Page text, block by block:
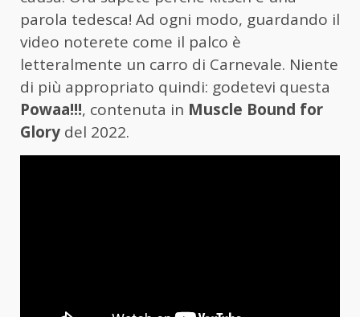
parola tedesca! Ad ogni modo, guardando il
video noterete come il palco è
letteralmente un carro di Carnevale. Niente
di più appropriato quindi: godetevi questa
Powaa!!!, contenuta in Muscle Bound for
Glory del 2022.